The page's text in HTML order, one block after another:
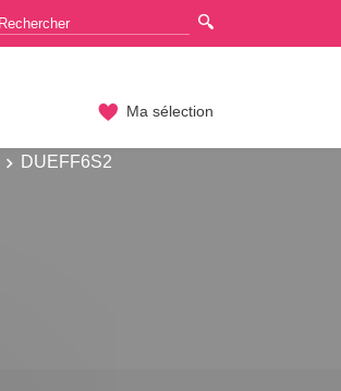
Ma sélection
DUEFF6S2